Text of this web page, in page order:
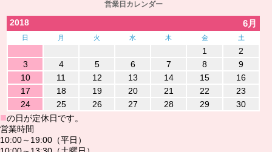
営業日カレンダー
2018 6月
日 月 火 水 木 金 土
1
2
3
4 5 6 7 8
9
10
11 12 13 14 15
16
17
18 19 20 21 22
23
24
25 26 27 28 29 30
■の日が定休日です。
営業時間
10:00～19:00（平日）